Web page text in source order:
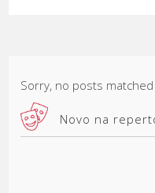
Sorry, no posts
Novo na